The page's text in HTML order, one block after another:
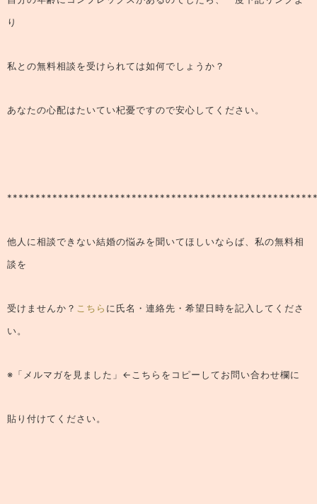
り
私との無料相談を受けられては如何でしょうか？
あなたの心配はたいてい杞憂ですので安心してください。
他人に相談できない結婚の悩みを聞いてほしいならば、 私の無料相
談を
受けませんか？ こちら に氏名・連絡先・希望日時を記入してくださ
い。
※「メルマガを見ました」←こちらをコピーしてお問い合わせ欄に
貼り付けてください。